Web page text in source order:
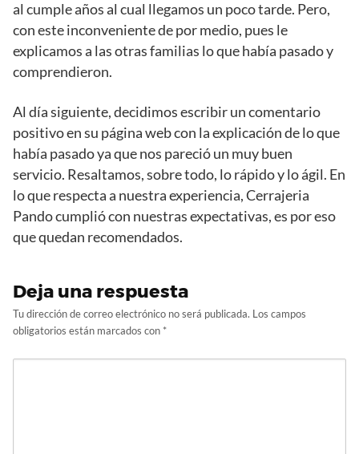
al cumple años al cual llegamos un poco tarde. Pero,
con este inconveniente de por medio, pues le
explicamos a las otras familias lo que había pasado y
comprendieron.
Al día siguiente, decidimos escribir un comentario
positivo en su página web con la explicación de lo que
había pasado ya que nos pareció un muy buen
servicio. Resaltamos, sobre todo, lo rápido y lo ágil. En
lo que respecta a nuestra experiencia, Cerrajeria
Pando cumplió con nuestras expectativas, es por eso
que quedan recomendados.
Deja una respuesta
Tu dirección de correo electrónico no será publicada. Los campos
obligatorios están marcados con *